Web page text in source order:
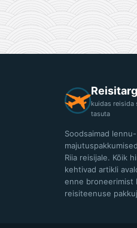
kuidas reisida
tasuta
Soodsaimad
Riia reisijale. Kõik
kehtivad artikli
enne broneerimist
reisiteenuse